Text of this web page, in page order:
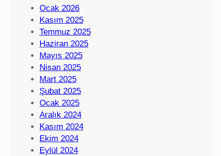
Ocak 2026
Kasım 2025
Temmuz 2025
Haziran 2025
Mayıs 2025
Nisan 2025
Mart 2025
Şubat 2025
Ocak 2025
Aralık 2024
Kasım 2024
Ekim 2024
Eylül 2024